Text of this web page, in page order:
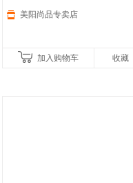
美阳尚品专卖店
加入购物车 收藏